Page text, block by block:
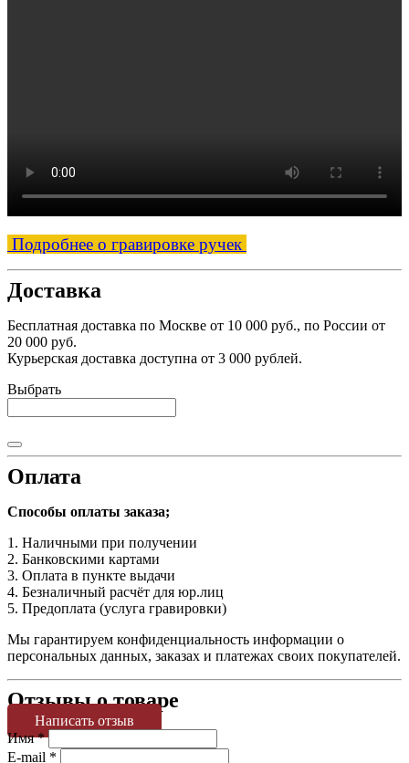
Подробнее о гравировке ручек
Доставка
Бесплатная доставка по Москве от 10 000 руб., по России от
20 000 руб.
Курьерская доставка доступна от 3 000 рублей.
Выбрать
Оплата
Способы оплаты заказа;
1. Наличными при получении
2. Банковскими картами
3. Оплата в пункте выдачи
4. Безналичный расчёт для юр.лиц
5. Предоплата (услуга гравировки)
Мы гарантируем конфиденциальность информации о
персональных данных, заказах и платежах своих покупателей.
Отзывы о товаре
Написать отзыв
Имя*
E-mail *